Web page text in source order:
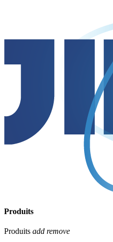
Produits
Produits add remove